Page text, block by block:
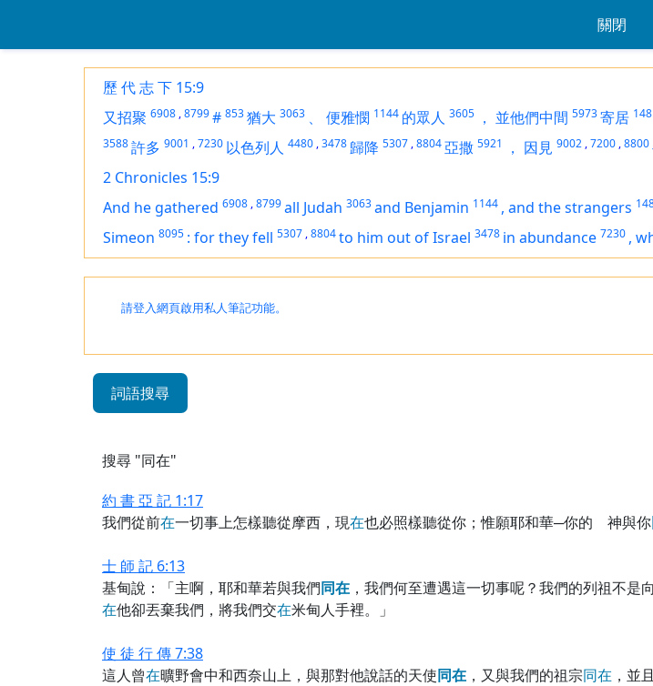
關閉
歷 代 志 下 15:9
又招聚 6908 ,8799# 853猶大 3063 、 便雅憫 1144 的眾人 3605 ， 並他們中間 5973寄居
3588許多 9001 ,7230 以色列人 4480 ,3478 歸降 5307 ,8804亞撒 5921 ， 因見 9002 ,7200 ,8800
2 Chronicles 15:9
And he gathered 6908 ,8799all Judah 3063and Benjamin 1144 , and the strangers
Simeon 8095 : for they fell 5307 ,8804to him out of Israel 3478 in abundance 7230 ,
請登入網頁啟用私人筆記功能。
詞語搜尋
搜尋 "同在"
約 書 亞 記 1:17
我們從前在一切事上怎樣聽從摩西，現在也必照樣聽從你；惟願耶和華─你的 神與你
士 師 記 6:13
基甸說：「主啊，耶和華若與我們同在 ，我們何至遭遇這一切事呢？我們的列祖不
在他卻丟棄我們，將我們交在米甸人手裡。」
使 徒 行 傳 7:38
這人曾在曠野會中和西奈山上，與那對他說話的天使同在 ，又與我們的祖宗同在 ，並